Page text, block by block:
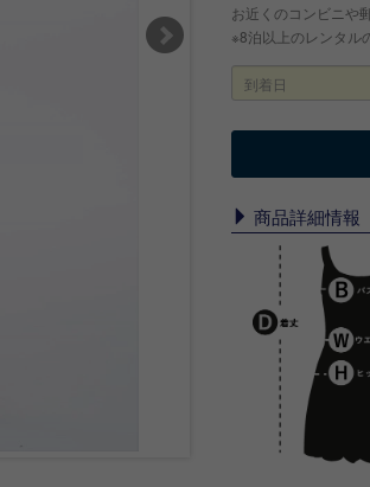
お近くのコンビニや
※8泊以上のレンタル
商品詳細情報